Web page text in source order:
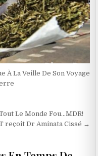
À La Veille De Son Voyage
Le Monde Fou…MDR!
reçoit Dr Aminata Cissé →